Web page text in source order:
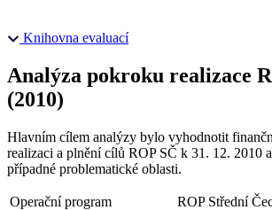
Knihovna evaluací
Analýza pokroku realizace
(2010)
Hlavním cílem analýzy bylo vyhodnotit
realizaci a plnění cílů ROP SČ k 31. 12. 2010
případné problematické oblasti.
Operační program
ROP Střední